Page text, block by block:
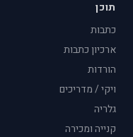
תוכן
כתבות
ארכיון כתבות
הורדות
ויקי / מדריכים
גלריה
קנייה ומכירה